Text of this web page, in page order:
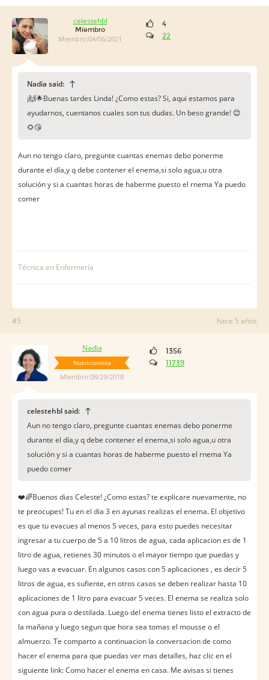
celestehbl
Miembro
Miembro:04/06/2021
4
22
Nadia said:
¡🙌🌟Buenas tardes Linda! ¿Como estas? Si, aqui estamos para
ayudarnos, cuentanos cuales son tus dudas. Un beso grande! 😊
🌻😘
Aun no tengo claro, pregunte cuantas enemas debo ponerme
durante el día,y q debe contener el enema,si solo agua,u otra
solución y si a cuantas horas de haberme puesto el rnema Ya puedo
comer
Técnica en Enfermería
#5 hace 5 años
Nadia
Nutricionista
Miembro:08/29/2018
1356
11739
celestehbl said:
Aun no tengo claro, pregunte cuantas enemas debo ponerme
durante el día,y q debe contener el enema,si solo agua,u otra
solución y si a cuantas horas de haberme puesto el rnema Ya
puedo comer
❤️️🌈Buenos dias Celeste! ¿Como estas? te explicare nuevamente, no
te preocupes! Tu en el dia 3 en ayunas realizas el enema. El objetivo
es que tu evacues al menos 5 veces, para esto puedes necesitar
ingresar a tu cuerpo de 5 a 10 litros de agua, cada aplicacion es de 1
litro de agua, retienes 30 minutos o el mayor tiempo que puedas y
luego vas a evacuar. En algunos casos con 5 aplicaciones , es decir 5
litros de agua, es sufiente, en otros casos se deben realizar hasta 10
aplicaciones de 1 litro para evacuar 5 veces. El enema se realiza solo
con agua pura o destilada. Luego del enema tienes listo el extracto de
la mañana y luego segun que hora sea tomas el mousse o el
almuerzo. Te comparto a continuacion la conversacion de como
hacer el enema para que puedas ver mas detalles, haz clic en el
siguiente link: Como hacer el enema en casa. Me avisas si tienes